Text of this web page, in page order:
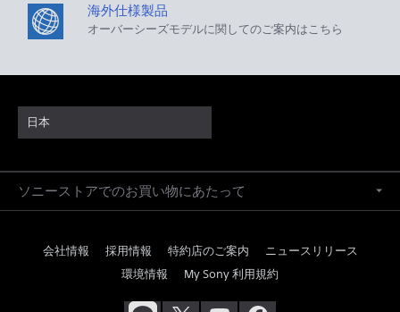
海外仕様製品
オーバーシーズモデルに関してのご案内はこちら
日本
ソニーストアでのお買い物にあたって
会社情報 採用情報 特約店のご案内
ニュースリリース
環境情報
My Sony 利用規約